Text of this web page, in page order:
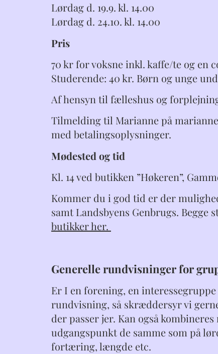
Lørdag d. 19.9. kl. 14.00
Lørdag d. 24.10. kl. 14.00
Pris
70 kr for voksne inkl. kaffe/te og en
Studerende: 40 kr. Børn og unge
Af hensyn til fælleshus og
Tilmelding til Marianne på
med betalingsoplysninger.
Mødested og tid
Kl. 14 ved butikken ”Høkeren”,
Kommer du i god tid er der
samt Landsbyens Genbrugs. Begge
butikker her.
Generelle rundvisninger for
Er I en forening, en
rundvisning, så skræddersyr vi
der passer jer. Kan også
udgangspunkt de samme som på
fortæring, længde etc.